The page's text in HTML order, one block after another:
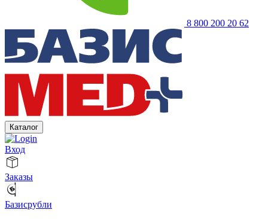
8 800 200 20 62
Каталог
Вход
Заказы
Базисрубли